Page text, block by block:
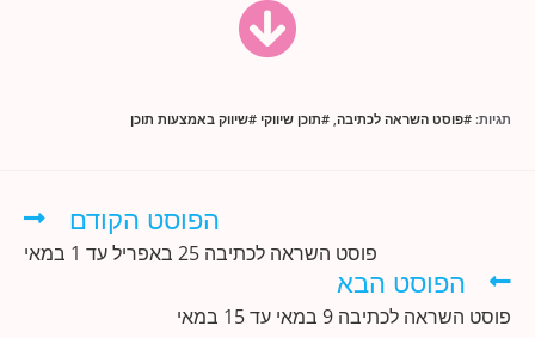
תגיות: #פוסט השראה לכתיבה #תוכן שיווקי #שיווק באמצעות תוכן
הפוסט הקודם
פוסט השראה לכתיבה 25 באפריל עד 1 במאי
הפוסט הבא
פוסט השראה לכתיבה 9 במאי עד 15 במאי